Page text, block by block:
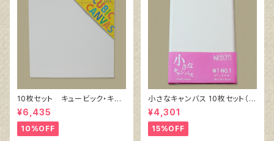
10枚セット キュービック・キャ
ンバス白（縦150㎜×横150㎜×
厚38㎜）
¥6,435
10%OFF
小さなキャンバス 10枚セット（ホ
ワイト塗りキャンバス張り）
¥4,301
15%OFF